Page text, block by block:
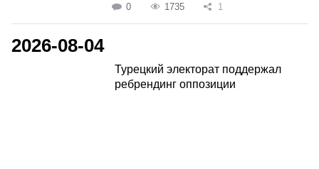
0 1735 1
2026-08-04
Турецкий электорат поддержал
ребрендинг оппозиции